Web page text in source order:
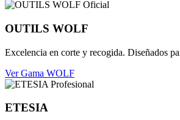
OUTILS WOLF
Excelencia en corte y recogida. Diseñados
Ver Gama WOLF
ETESIA